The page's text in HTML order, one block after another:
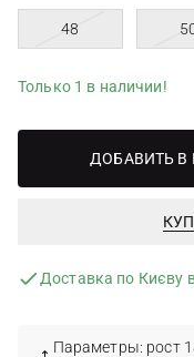
48
Только 1 в наличии!
ДОБАВИТЬ В
Доставка по Києву
Параметры: рост